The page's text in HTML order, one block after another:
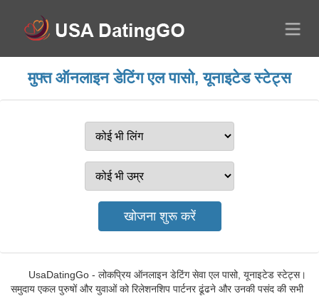
मुफ्त ऑनलाइन डेटिंग एल पासो, यूनाइटेड स्टेट्स
UsaDatingGo - लोकप्रिय ऑनलाइन डेटिंग सेवा एल पासो, यूनाइटेड स्टेट्स।
समुदाय एकल पुरुषों और युवाओं को रिलेशनशिप पार्टनर ढूंढने और उनकी पसंद की सभी